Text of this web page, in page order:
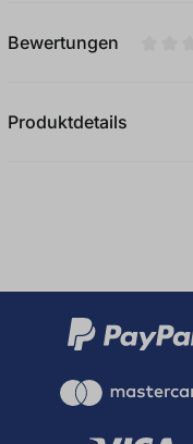
Bewertungen
Produktdetails